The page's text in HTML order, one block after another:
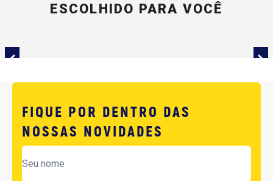
ESCOLHIDO PARA VOCÊ
FIQUE POR DENTRO DAS
NOSSAS NOVIDADES